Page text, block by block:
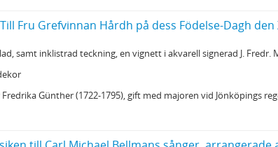
Fru Grefvinnan Hårdh på dess Födelse-Dagh den
samt inklistrad teckning, en vignett i akvarell signerad J. Fredr.
Günther (1722-1795), gift med majoren vid Jönköpings